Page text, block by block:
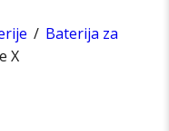
/ Baterija za
X